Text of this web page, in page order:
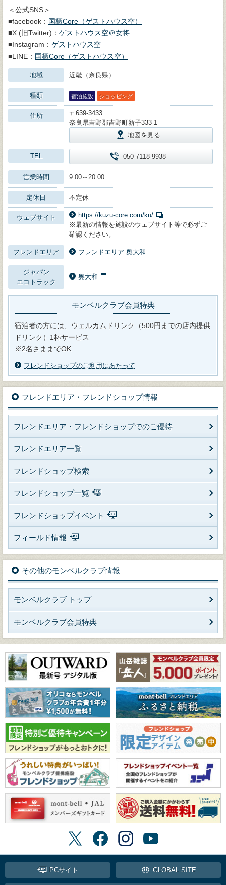
＜公式SNS＞
■facebook： 国栖Core（ゲストハウス空）
■X (旧Twitter)： ゲストハウス空＠女将
■Instagram： ゲストハウス空
■LINE： 国栖Core（ゲストハウス空）
地域 近畿（奈良県）
種類 宿泊施設 ショッピング
住所
〒639-3433
奈良県吉野郡吉野町新子333‐1
地図を見る
TEL 050-7118-9938
営業時間 9:00～20:00
定休日 不定休
ウェブサイト
https://kuzu-core.com/ku/
※最新の情報を施設のウェブサイト等で必ずご
確認ください。
フレンドエリア フレンドエリア 奥大和
ジャパン
エコトラック
奥大和
モンベルクラブ会員特典
宿泊者の方には、ウェルカムドリンク（500円までの店内提供
ドリンク）1杯サービス
※2名さままでOK
フレンドショップのご利用にあたって
フレンドエリア・フレンドショップ情報
フレンドエリア・フレンドショップでのご優待
フレンドエリア一覧
フレンドショップ検索
フレンドショップ一覧
フレンドショップイベント
フィールド情報
その他のモンベルクラブ情報
モンベルクラブ トップ
モンベルクラブ会員特典
PCサイト GLOBAL SITE